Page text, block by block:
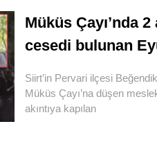
Müküs Çayı’nda
cesedi bulunan
Siirt’in Pervari ilçesi
Müküs Çayı’na düşen
akıntıya kapılan